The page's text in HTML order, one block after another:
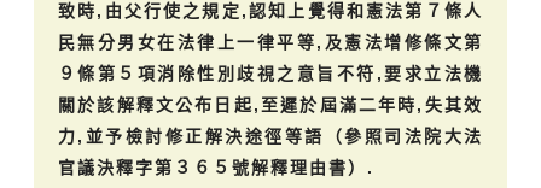
致時,由父行使之規定,認知上覺得和憲法第７條人
民無分男女在法律上一律平等,及憲法增修條文第
９條第５項消除性別歧視之意旨不符,要求立法機
關於該解釋文公布日起,至遲於屆滿二年時,失其效
力,並予檢討修正解決途徑等語（參照司法院大法
官議決釋字第３６５號解釋理由書）.